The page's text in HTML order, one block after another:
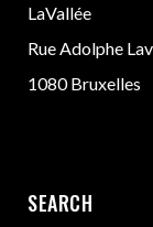
LaVallée
Rue Adolphe
1080 Bruxelles
SEARCH